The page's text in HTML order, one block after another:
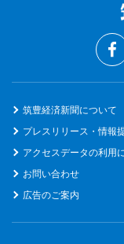
筑豊経済新聞について
プレスリリース・情報
アクセスデータの利用
お問い合わせ
広告のご案内